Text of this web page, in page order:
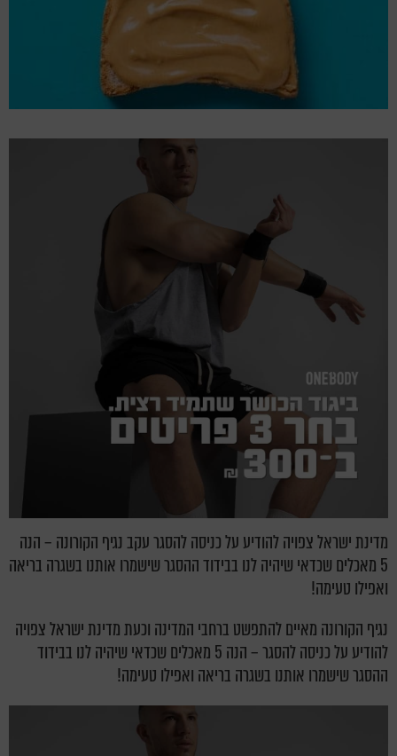
מדינת ישראל צפויה להודיע על כניסה להסגר עקב נגיף הקורונה – הנה
5 מאכלים שכדאי שיהיה לנו בבידוד ההסגר שישמרו אותנו בשגרה בריאה
ואפילו טעימה!
נגיף הקורונה מאיים להתפשט ברחבי המדינה וכעת מדינת ישראל צפויה
להודיע על כניסה להסגר – הנה 5 מאכלים שכדאי שיהיה לנו בבידוד
ההסגר שישמרו אותנו בשגרה בריאה ואפילו טעימה!